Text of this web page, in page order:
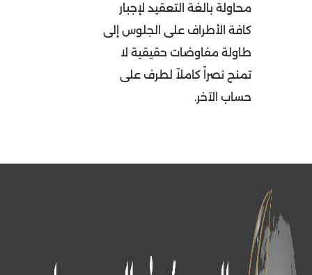
محاولة بالغة التعقيد لإجبار
كافة الأطراف على الجلوس إلى
طاولة مفاوضات حقيقية لا
تمنح نصراً كاملاً لطرف على
حساب الآخر.